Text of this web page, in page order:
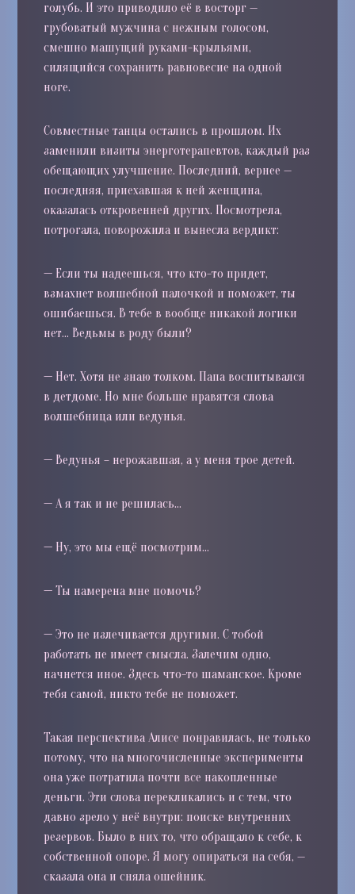
голубь. И это приводило её в восторг —
грубоватый мужчина с нежным голосом,
смешно машущий руками-крыльями,
силящийся сохранить равновесие на одной
ноге.
Совместные танцы остались в прошлом. Их
заменили визиты энерготерапевтов, каждый раз
обещающих улучшение. Последний, вернее —
последняя, приехавшая к ней женщина,
оказалась откровенней других. Посмотрела,
потрогала, поворожила и вынесла вердикт:
— Если ты надеешься, что кто-то придет,
взмахнет волшебной палочкой и поможет, ты
ошибаешься. В тебе в вообще никакой логики
нет… Ведьмы в роду были?
— Нет. Хотя не знаю толком. Папа воспитывался
в детдоме. Но мне больше нравятся слова
волшебница или ведунья.
— Ведунья – нерожавшая, а у меня трое детей.
—А я так и не решилась…
— Ну, это мы ещё посмотрим…
—Ты намерена мне помочь?
—Это не излечивается другими. С тобой
работать не имеет смысла. Залечим одно,
начнется иное. Здесь что-то шаманское. Кроме
тебя самой, никто тебе не поможет.
Такая перспектива Алисе понравилась, не только
потому, что на многочисленные эксперименты
она уже потратила почти все накопленные
деньги. Эти слова перекликались и с тем, что
давно зрело у неё внутри: поиске внутренних
резервов. Было в них то, что обращало к себе, к
собственной опоре. Я могу опираться на себя, —
сказала она и сняла ошейник.